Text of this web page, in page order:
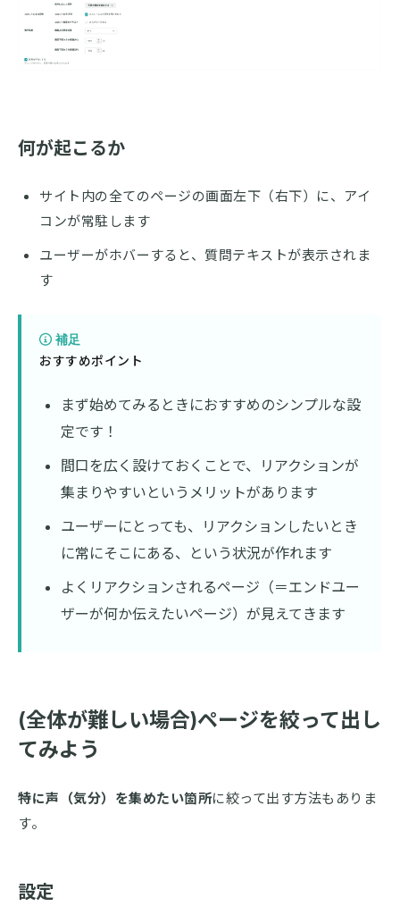
何が起こるか
サイト内の全てのページの画面左下（右下）に、アイ
コンが常駐します
ユーザーがホバーすると、質問テキストが表示されま
す
補足
おすすめポイント
まず始めてみるときにおすすめのシンプルな設
定です！
間口を広く設けておくことで、リアクションが
集まりやすいというメリットがあります
ユーザーにとっても、リアクションしたいとき
に常にそこにある、という状況が作れます
よくリアクションされるページ（＝エンドユー
ザーが何か伝えたいページ）が見えてきます
(全体が難しい場合)ページを絞って出し
てみよう
特に声（気分）を集めたい箇所に絞って出す方法もありま
す。
設定